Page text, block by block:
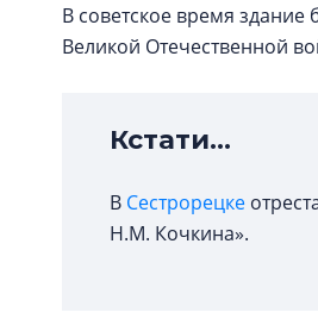
В советское время
Великой Отечественной
Кстати...
В Сестрорецке
Н.М. Кочкина».